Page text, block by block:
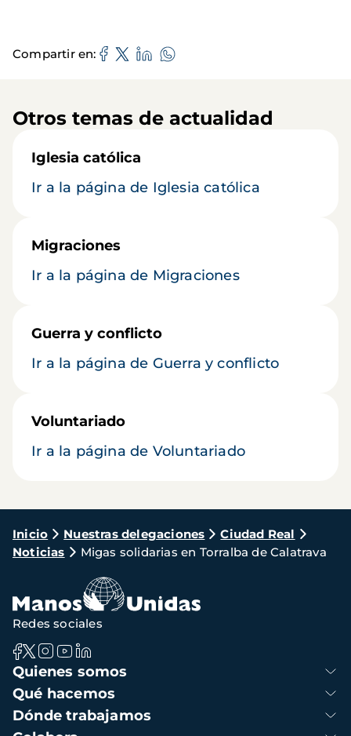
Compartir en
Otros temas de actualidad
Iglesia católica
Ir a la página de Iglesia católica
Migraciones
Ir a la página de Migraciones
Guerra y conflicto
Ir a la página de Guerra y conflicto
Voluntariado
Ir a la página de Voluntariado
Ruta
de
navegación
Inicio Nuestras delegaciones
Ciudad Real
Noticias
Migas solidarias en Torralba de Calatrava
Navegación
principal
Quienes somos
Qué hacemos
Dónde trabajamos
Redes sociales